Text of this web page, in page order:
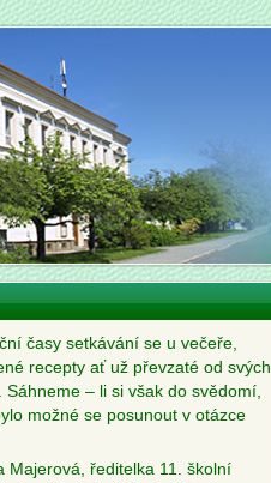
časy setkávání se u večeře,
recepty ať už převzaté od svých
– li si však do svědomí,
možné se posunout v otázce
Majerová, ředitelka 11. školní